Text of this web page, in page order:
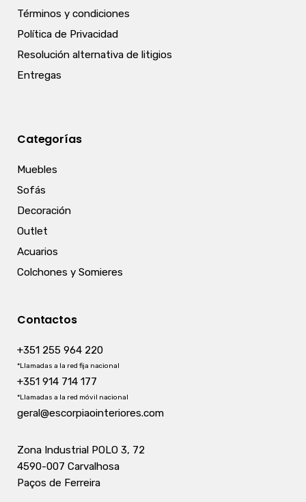
Términos y condiciones
Política de Privacidad
Resolución alternativa de litigios
Entregas
Categorías
Muebles
Sofás
Decoración
Outlet
Acuarios
Colchones y Somieres
Contactos
+351 255 964 220
*Llamadas a la red fija nacional
+351 914 714 177
*Llamadas a la red móvil nacional
geral@escorpiaointeriores.com
Zona Industrial POLO 3, 72
4590-007 Carvalhosa
Paços de Ferreira